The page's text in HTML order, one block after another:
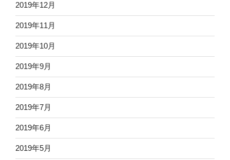
2019年12月
2019年11月
2019年10月
2019年9月
2019年8月
2019年7月
2019年6月
2019年5月